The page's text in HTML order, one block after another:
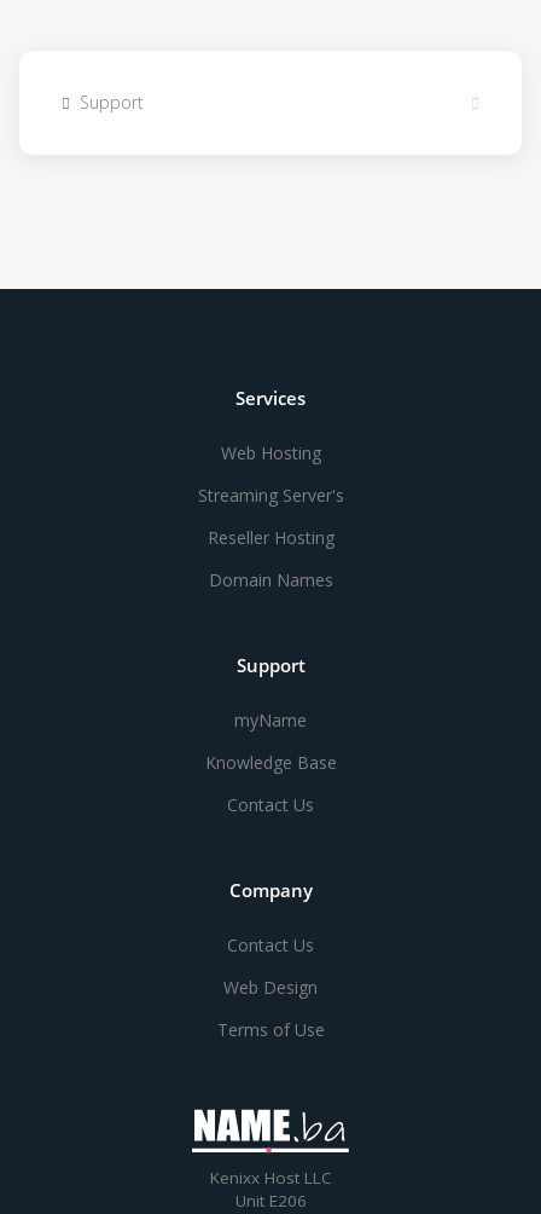
Support
Services
Web Hosting
Streaming Server's
Reseller Hosting
Domain Names
Support
myName
Knowledge Base
Contact Us
Company
Contact Us
Web Design
Terms of Use
Kenixx Host LLC
Unit E206